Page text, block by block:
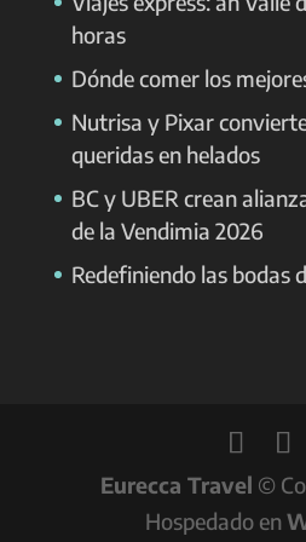
horas
Dónde comer los
Nutrisa y Pixar
queridas en helados
BC y UBER crean
de la Vendimia 2026
Redefiniendo las bodas
Eurecca Travel ©
Hospedado en